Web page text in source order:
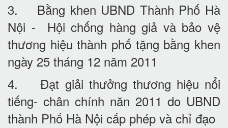
3. Bằng khen UBND Thành Phố Hà
Nội - Hội chống hàng giả và bảo vệ
thương hiệu thành phố tặng bằng khen
ngày 25 tháng 12 năm 2011
4. Đạt giải thưởng thương hiệu nổi
tiếng- chân chính năn 2011 do UBND
thành Phố Hà Nội cấp phép và chỉ đạo